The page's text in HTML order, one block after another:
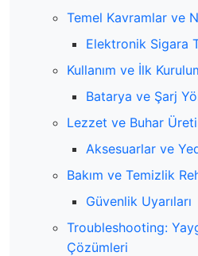
Temel Kavramlar ve
Elektronik Sigara
Kullanım ve İlk
Batarya ve Şarj
Lezzet ve Buhar
Aksesuarlar ve
Bakım ve Temizlik
Güvenlik Uyarıları
Troubleshooting:
Çözümleri